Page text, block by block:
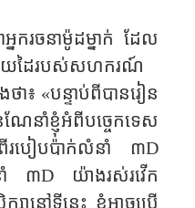
អ្នក​រចនាម៉ូដ​ម្នាក់​ ដែល​
ោយដៃ​រ​បស់​សហករណ៍
ថា៖ «បន្ទាប់​ពី​បាន​រៀន
ែនាំខ្ញុំ​អំពីបច្ចេកទេស
ពី​របៀប​ប៉ាក់​លំនាំ ៣D
នាំ ៣D យ៉ាង​រស់រវើក​
សា​នៅទីនេះ​ ខ្ញុំ​អាច​ប្រើ